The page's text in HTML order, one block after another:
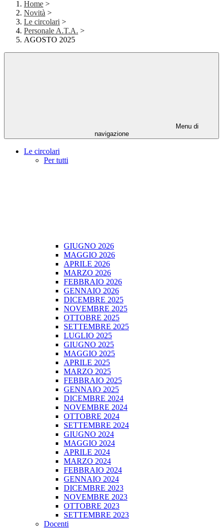
Home >
Novità >
Le circolari >
Personale A.T.A. >
AGOSTO 2025
Menu di
navigazione
Le circolari
Per tutti
GIUGNO 2026
MAGGIO 2026
APRILE 2026
MARZO 2026
FEBBRAIO 2026
GENNAIO 2026
DICEMBRE 2025
NOVEMBRE 2025
OTTOBRE 2025
SETTEMBRE 2025
LUGLIO 2025
GIUGNO 2025
MAGGIO 2025
APRILE 2025
MARZO 2025
FEBBRAIO 2025
GENNAIO 2025
DICEMBRE 2024
NOVEMBRE 2024
OTTOBRE 2024
SETTEMBRE 2024
GIUGNO 2024
MAGGIO 2024
APRILE 2024
MARZO 2024
FEBBRAIO 2024
GENNAIO 2024
DICEMBRE 2023
NOVEMBRE 2023
OTTOBRE 2023
SETTEMBRE 2023
Docenti